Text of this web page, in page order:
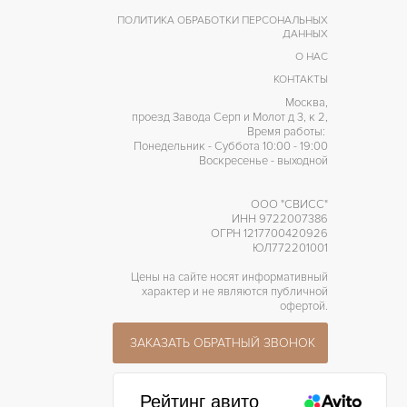
ПОЛИТИКА ОБРАБОТКИ ПЕРСОНАЛЬНЫХ
ДАННЫХ
О НАС
КОНТАКТЫ
Москва,
проезд Завода Серп и Молот д 3, к 2,
Время работы:
Понедельник - Суббота 10:00 - 19:00
Воскресенье - выходной
ООО "СВИСС"
ИНН 9722007386
ОГРН 1217700420926
ЮЛ772201001
Цены на сайте носят информативный
характер и не являются публичной
офертой.
ЗАКАЗАТЬ ОБРАТНЫЙ ЗВОНОК
Рейтинг авито